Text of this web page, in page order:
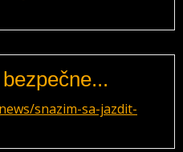
snazim-sa-jazdit-